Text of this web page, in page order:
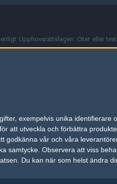
exempelvis unika identifierare
att utveckla och förbättra
vår och våra
samtycke. Observera att viss
Du kan när som helst ändra
Upphovsrättslagen. Citat eller
skribent och överensstämmer inte
sajten kan du skicka iväg ett
information så som t.ex.
kan du stänga av cookies i din
om elektronisk kommunikation